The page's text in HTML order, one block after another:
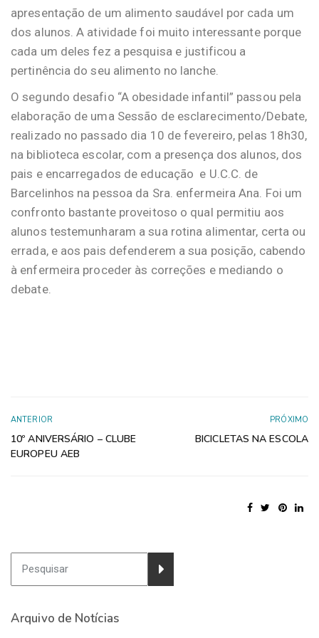
apresentação de um alimento saudável por cada um
dos alunos. A atividade foi muito interessante porque
cada um deles fez a pesquisa e justificou a
pertinência do seu alimento no lanche.
O segundo desafio “A obesidade infantil” passou pela
elaboração de uma Sessão de esclarecimento/Debate,
realizado no passado dia 10 de fevereiro, pelas 18h30,
na biblioteca escolar, com a presença dos alunos, dos
pais e encarregados de educação e U.C.C. de
Barcelinhos na pessoa da Sra. enfermeira Ana. Foi um
confronto bastante proveitoso o qual permitiu aos
alunos testemunharam a sua rotina alimentar, certa ou
errada, e aos pais defenderem a sua posição, cabendo
à enfermeira proceder às correções e mediando o
debate.
ANTERIOR
10º ANIVERSÁRIO – CLUBE
EUROPEU AEB
PRÓXIMO
BICICLETAS NA ESCOLA
Arquivo de Notícias